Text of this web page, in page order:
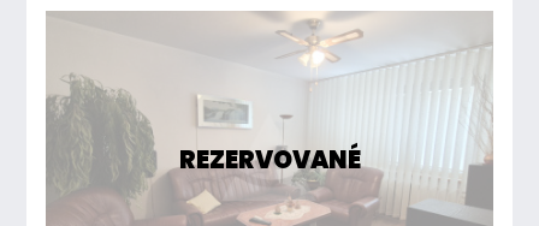
REZERVOVANÉ